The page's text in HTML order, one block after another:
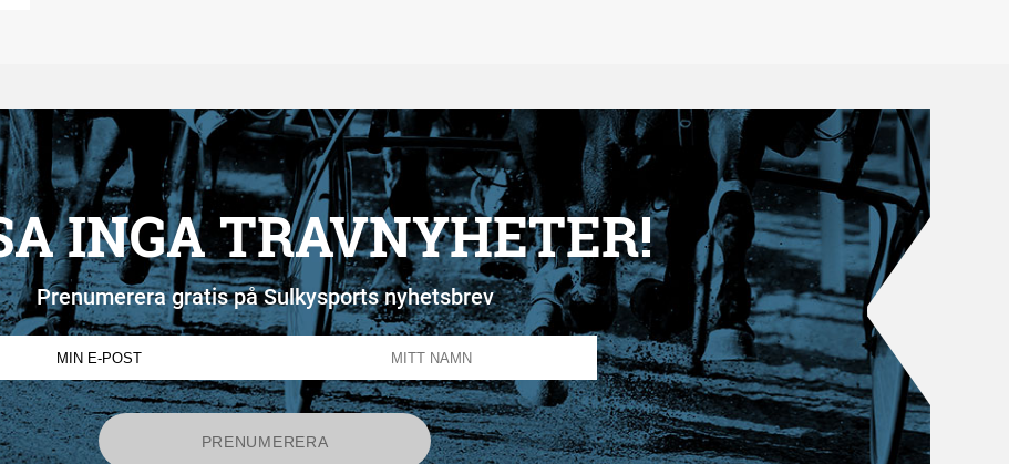
INGA TRAVNYHETER!
Prenumerera gratis på Sulkysports nyhetsbrev